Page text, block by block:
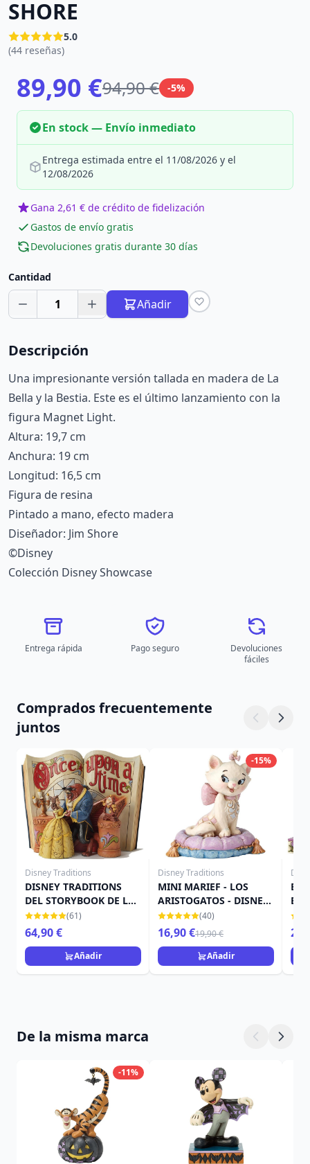
SHORE
5.0
(44 reseñas)
89,90 €94,90 € -5%
En stock — Envío inmediato
Entrega estimada entre el 11/08/2026 y el
12/08/2026
Gana 2,61 € de crédito de fidelización
Gastos de envío gratis
Devoluciones gratis durante 30 días
Cantidad
1 Añadir
Descripción
Una impresionante versión tallada en madera de La
Bella y la Bestia. Este es el último lanzamiento con la
figura Magnet Light.
Altura: 19,7 cm
Anchura: 19 cm
Longitud: 16,5 cm
Figura de resina
Pintado a mano, efecto madera
Diseñador: Jim Shore
©Disney
Colección Disney Showcase
Entrega rápida Pago seguro
Devoluciones
fáciles
Comprados frecuentemente
juntos
Disney Traditions
DISNEY TRADITIONS
DEL STORYBOOK DE LA
BELLA Y LA BESTIA
(61)
64,90 €
Añadir
-15%
Disney Traditions
MINI MARIEF - LOS
ARISTOGATOS - DISNEY
TRADITIONS JIM SHORE
(40)
16,90 €19,90 €
Añadir
De la misma marca
-11%